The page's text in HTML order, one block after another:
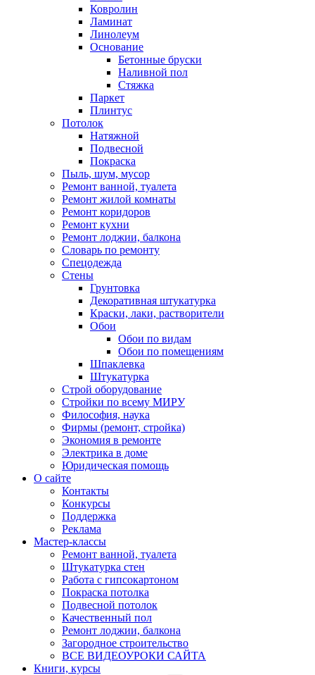
Ковролин
Ламинат
Линолеум
Основание
Бетонные бруски
Наливной пол
Стяжка
Паркет
Плинтус
Потолок
Натяжной
Подвесной
Покраска
Пыль, шум, мусор
Ремонт ванной, туалета
Ремонт жилой комнаты
Ремонт коридоров
Ремонт кухни
Ремонт лоджии, балкона
Словарь по ремонту
Спецодежда
Стены
Грунтовка
Декоративная штукатурка
Краски, лаки, растворители
Обои
Обои по видам
Обои по помещениям
Шпаклевка
Штукатурка
Строй оборудование
Стройки по всему МИРУ
Философия, наука
Фирмы (ремонт, стройка)
Экономия в ремонте
Электрика в доме
Юридическая помощь
О сайте
Контакты
Конкурсы
Поддержка
Реклама
Мастер-классы
Ремонт ванной, туалета
Штукатурка стен
Работа с гипсокартоном
Покраска потолка
Подвесной потолок
Качественный пол
Ремонт лоджии, балкона
Загородное строительство
ВСЕ ВИДЕОУРОКИ САЙТА
Книги, курсы